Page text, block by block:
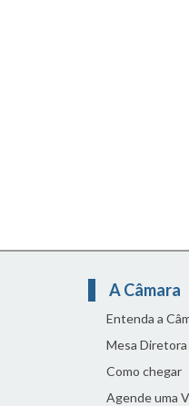
A Câmara
Entenda a
Mesa Diretora
Como chegar
Agende uma